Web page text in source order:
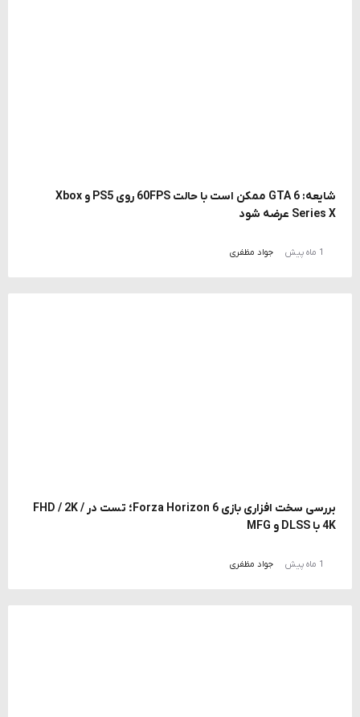
شایعه: GTA 6 ممکن است با حالت 60FPS روی PS5 و Xbox
Series X عرضه شود
1 ماه پیش جواد مظفری
بررسی سخت افزاری بازی Forza Horizon 6؛ تست در FHD / 2K /
4K با DLSS و MFG
1 ماه پیش جواد مظفری